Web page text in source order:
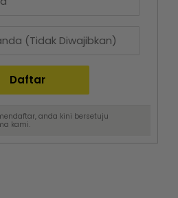
anda kini bersetuju
kami.